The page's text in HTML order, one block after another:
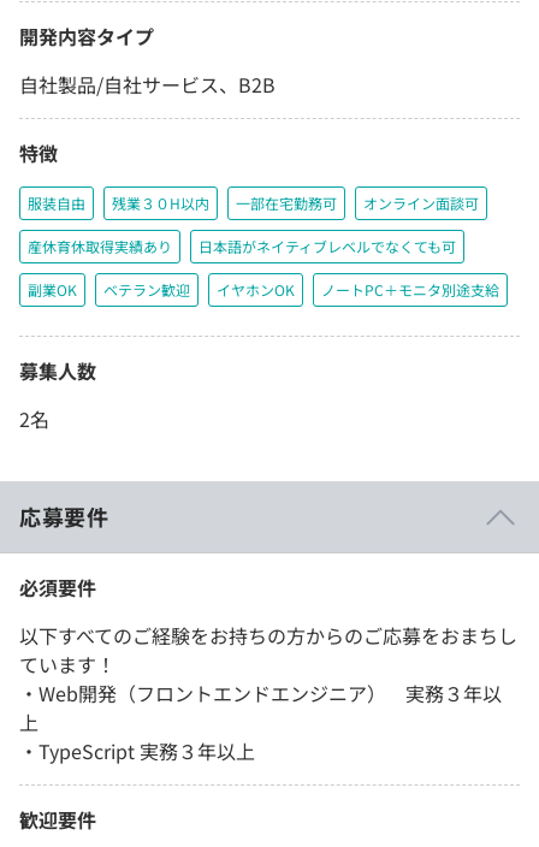
開発内容タイプ
自社製品/自社サービス、B2B
特徴
服装自由 残業３０H以内 一部在宅勤務可 オンライン面談可
産休育休取得実績あり 日本語がネイティブレベルでなくても可
副業OK ベテラン歓迎 イヤホンOK ノートPC＋モニタ別途支給
募集人数
2名
応募要件
必須要件
以下すべてのご経験をお持ちの方からのご応募をおまちし
ています！
・Web開発（フロントエンドエンジニア） 実務３年以
上
・TypeScript 実務３年以上
歓迎要件